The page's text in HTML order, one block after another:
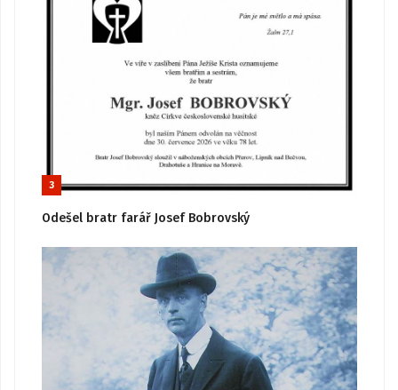
3
Odešel bratr farář Josef Bobrovský